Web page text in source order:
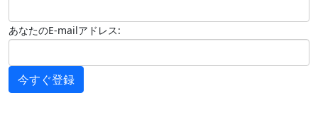
あなたのE-mailアドレス:
今すぐ登録